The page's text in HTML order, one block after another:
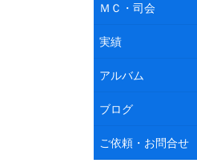
ＭＣ・司会
実績
アルバム
ブログ
ご依頼・お問合せ